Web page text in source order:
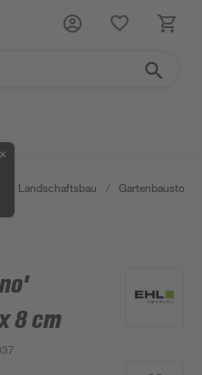
✕
& Landschaftsbau / Gartenbaustoffe
8 cm